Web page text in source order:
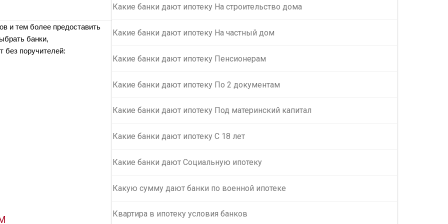
и тем более предоставить
банки,
без поручителей:
Какие банки дают ипотеку На строительство дома
Какие банки дают ипотеку На частный дом
Какие банки дают ипотеку Пенсионерам
Какие банки дают ипотеку По 2 документам
Какие банки дают ипотеку Под материнский капитал
Какие банки дают ипотеку С 18 лет
Какие банки дают Социальную ипотеку
Какую сумму дают банки по военной ипотеке
Квартира в ипотеку условия банков